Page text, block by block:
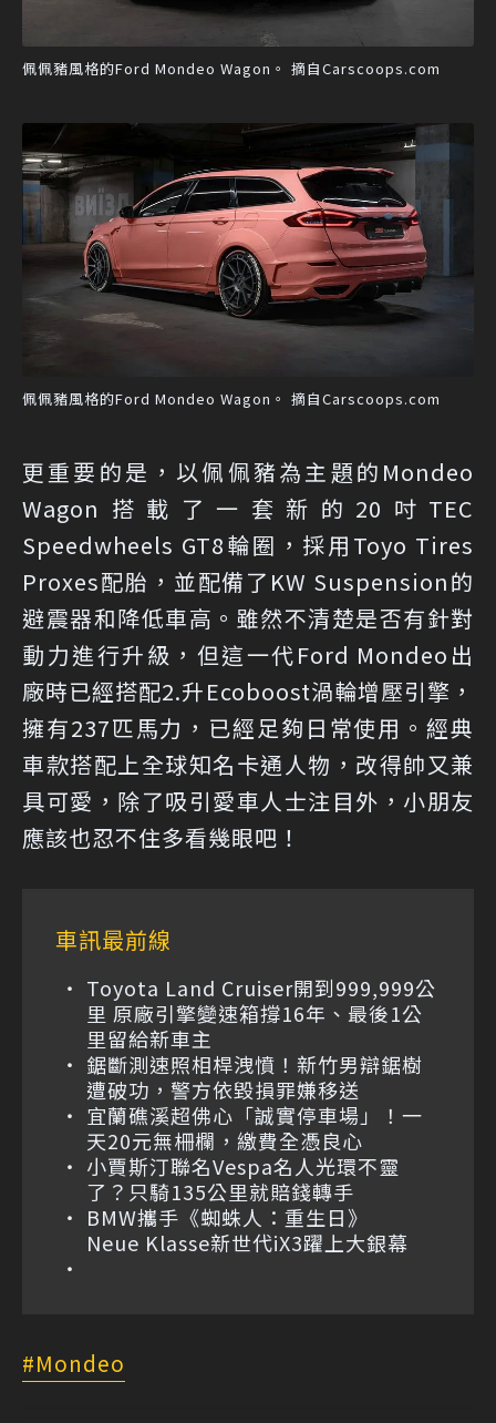
佩佩豬風格的Ford Mondeo Wagon。 摘自Carscoops.com
佩佩豬風格的Ford Mondeo Wagon。 摘自Carscoops.com
更重要的是，以佩佩豬為主題的Mondeo
Wagon搭載了一套新的20吋TEC
Speedwheels GT8輪圈，採用Toyo Tires
Proxes配胎，並配備了KW Suspension的
避震器和降低車高。雖然不清楚是否有針對
動力進行升級，但這一代Ford Mondeo出
廠時已經搭配2.升Ecoboost渦輪增壓引擎，
擁有237匹馬力，已經足夠日常使用。經典
車款搭配上全球知名卡通人物，改得帥又兼
具可愛，除了吸引愛車人士注目外，小朋友
應該也忍不住多看幾眼吧！
車訊最前線
Toyota Land Cruiser開到999,999公
里 原廠引擎變速箱撐16年、最後1公
里留給新車主
鋸斷測速照相桿洩憤！新竹男辯鋸樹
遭破功，警方依毀損罪嫌移送
宜蘭礁溪超佛心「誠實停車場」！一
天20元無柵欄，繳費全憑良心
小賈斯汀聯名Vespa名人光環不靈
了？只騎135公里就賠錢轉手
BMW攜手《蜘蛛人：重生日》
Neue Klasse新世代iX3躍上大銀幕
Mondeo